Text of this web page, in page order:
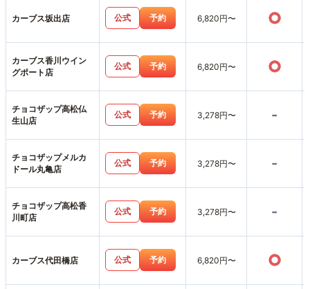
カーブス坂出店 公式 予約 6,820円〜 ○
カーブス香川ウイン
グポート店
公式 予約 6,820円〜 ○
チョコザップ高松仏
生山店
公式 予約 3,278円〜 -
チョコザップメルカ
ドール丸亀店
公式 予約 3,278円〜 -
チョコザップ高松香
川町店
公式 予約 3,278円〜 -
カーブス代田橋店 公式 予約 6,820円〜 ○